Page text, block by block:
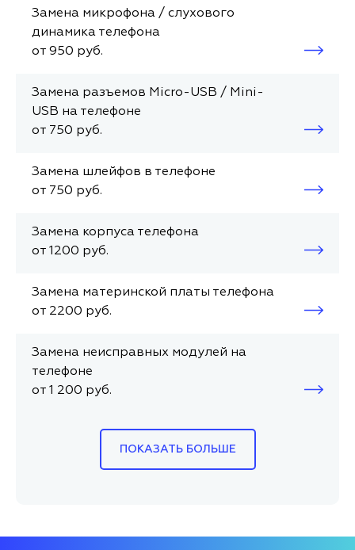
Замена микрофона / слухового
динамика телефона
от 950 руб.
Замена разъемов Micro-USB / Mini-
USB на телефоне
от 750 руб.
Замена шлейфов в телефоне
от 750 руб.
Замена корпуса телефона
от 1200 руб.
Замена материнской платы телефона
от 2200 руб.
Замена неисправных модулей на
телефоне
от 1 200 руб.
ПОКАЗАТЬ БОЛЬШЕ